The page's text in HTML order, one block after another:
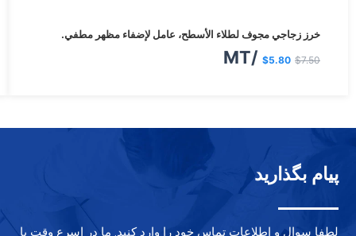
خرز زجاجي مجوف لطلاء الأسطح، عامل لإضفاء مظهر مطفي.
$7.50
prezzo
$5.80
prezzo
/MT
پیام بگذارید
لطفا سوال و اطلاعات تماس خود را وارد کنید. ما در اسرع وقت با